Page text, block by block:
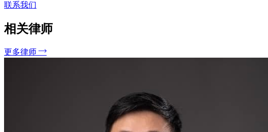
联系我们
相关律师
更多律师